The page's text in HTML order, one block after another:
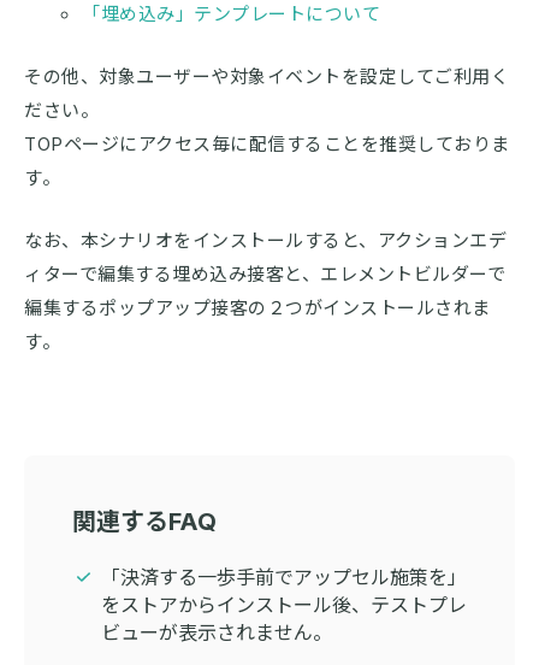
「埋め込み」テンプレートについて
その他、対象ユーザーや対象イベントを設定してご利用く
ださい。
TOPページにアクセス毎に配信することを推奨しておりま
す。
なお、本シナリオをインストールすると、アクションエデ
ィターで編集する埋め込み接客と、エレメントビルダーで
編集するポップアップ接客の２つがインストールされま
す。
関連するFAQ
「決済する一歩手前でアップセル施策を」
をストアからインストール後、テストプレ
ビューが表示されません。